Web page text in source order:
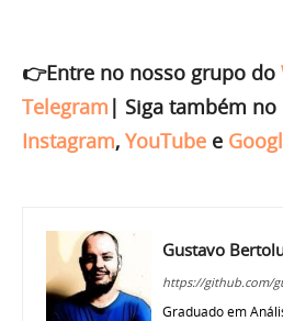
👉Entre no nosso grupo do
Telegram | Siga também no
Instagram, YouTube e
Gustavo
https://github.com/
Graduado em